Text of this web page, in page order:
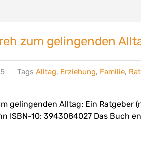
zum gelingenden
Tags Alltag, Erziehung, Familie,
gelingenden Alltag: Ein Ratgeber
ISBN-10: 3943084027 Das Buch